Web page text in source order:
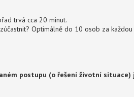
trvá cca 20 minut.
Optimálně do 10 osob za každou
postupu (o řešení životní